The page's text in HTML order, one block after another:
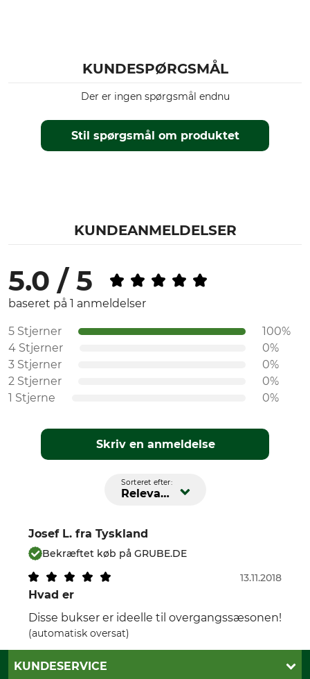
KUNDESPØRGSMÅL
Stil spørgsmål om produktet
Der er ingen spørgsmål endnu
KUNDEANMELDELSER
5.0 / 5
baseret på 1 anmeldelser
5 Stjerner
100%
4 Stjerner
0%
3 Stjerner
0%
2 Stjerner
0%
1 Stjerne
0%
Skriv en anmeldelse
Sorteret efter:
Relevans
Josef L. fra Tyskland
Bekræftet køb på GRUBE.DE
Hvad er
13.11.2018
Disse bukser er ideelle til overgangssæsonen!
(automatisk oversat)
KUNDESERVICE